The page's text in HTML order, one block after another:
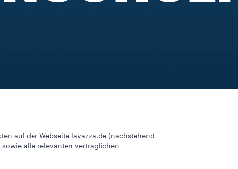
auf der Webseite lavazza.de (nachstehend
sowie alle relevanten vertraglichen